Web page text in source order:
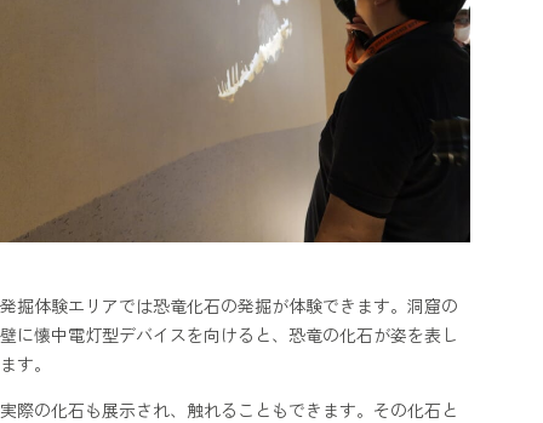
発掘体験エリアでは恐竜化石の発掘が体験できます。洞窟の
壁に懐中電灯型デバイスを向けると、恐竜の化石が姿を表し
ます。
実際の化石も展示され、触れることもできます。その化石と